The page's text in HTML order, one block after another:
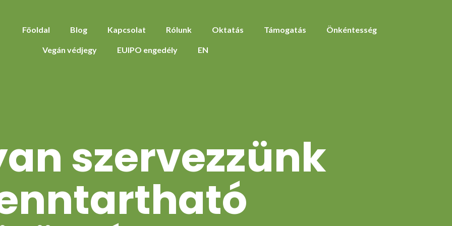
Föoldal Blog Kapcsolat Rólunk Oktatás Támogatás Önkéntesség
Vegán védjegy EUIPO engedély EN
szervezzünk